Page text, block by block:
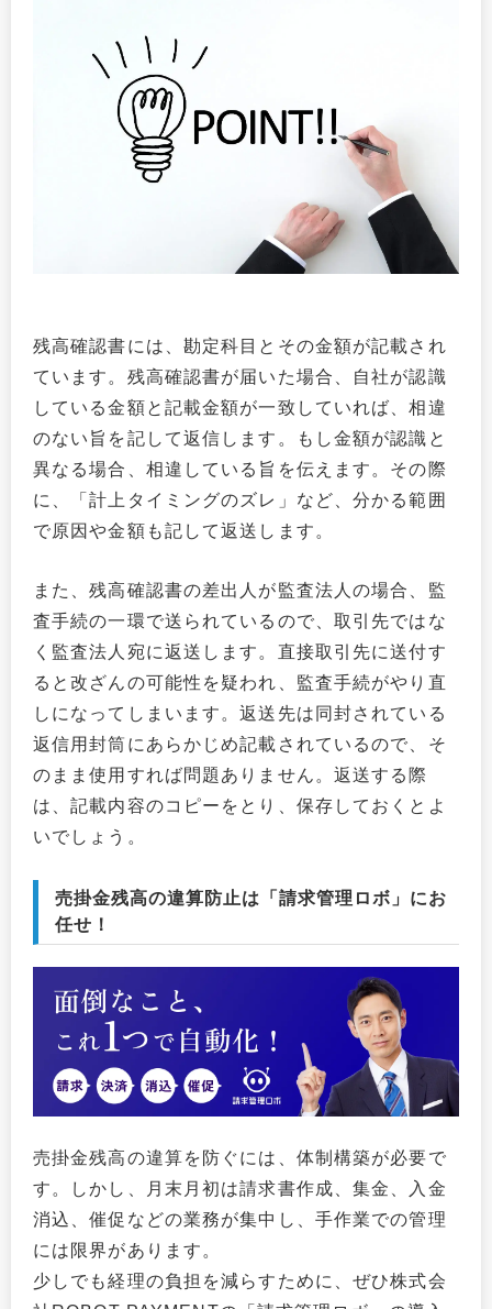
残高確認書には、勘定科目とその金額が記載され
ています。残高確認書が届いた場合、自社が認識
している金額と記載金額が一致していれば、相違
のない旨を記して返信します。もし金額が認識と
異なる場合、相違している旨を伝えます。その際
に、「計上タイミングのズレ」など、分かる範囲
で原因や金額も記して返送します。
また、残高確認書の差出人が監査法人の場合、監
査手続の一環で送られているので、取引先ではな
く監査法人宛に返送します。直接取引先に送付す
ると改ざんの可能性を疑われ、監査手続がやり直
しになってしまいます。返送先は同封されている
返信用封筒にあらかじめ記載されているので、そ
のまま使用すれば問題ありません。返送する際
は、記載内容のコピーをとり、保存しておくとよ
いでしょう。
売掛金残高の違算防止は「請求管理ロボ」にお
任せ！
売掛金残高の違算を防ぐには、体制構築が必要で
す。しかし、月末月初は請求書作成、集金、入金
消込、催促などの業務が集中し、手作業での管理
には限界があります。
少しでも経理の負担を減らすために、ぜひ株式会